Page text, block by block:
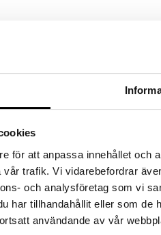
för att anpassa innehållet och
trafik. Vi vidarebefordrar
och analysföretag som vi
har tillhandahållit eller som
användande av vår
löydöt kotiin!
tehdä löytöjä suuresta
suuren valikoiman jännittäviä
31.8.2026 asti mutta ole nopea -
voivat päästä loppumaan!
ale-löydöt »
Posliinilta. Lautanen on oivallinen